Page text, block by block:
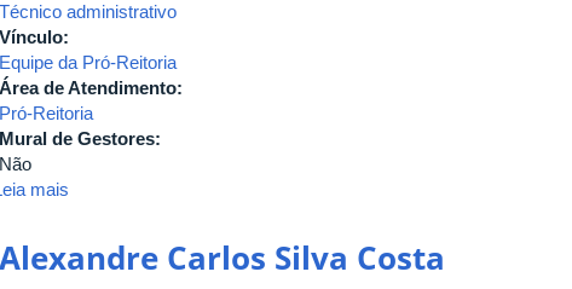
Técnico administrativo
Vínculo:
Equipe da Pró-Reitoria
Área de Atendimento:
Pró-Reitoria
Mural de Gestores:
Não
mais
de
Alexandre Carlos Silva Costa